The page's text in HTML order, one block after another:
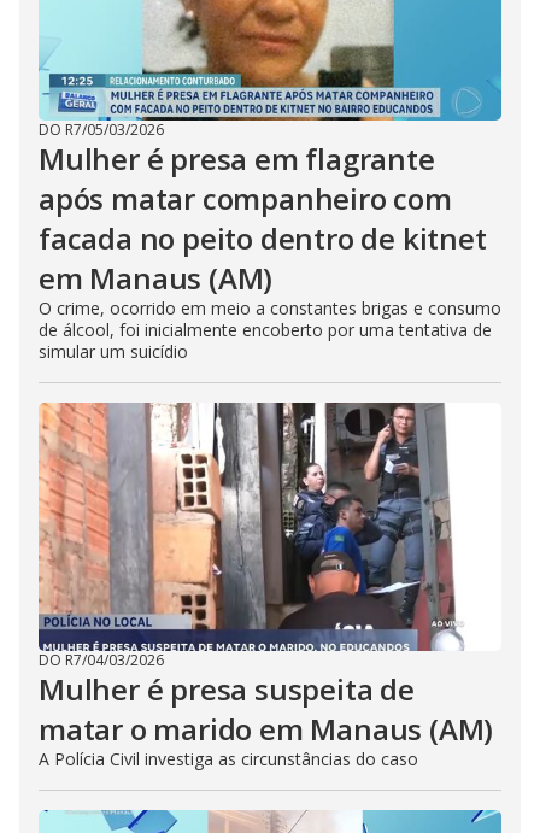
DO R7/05/03/2026
Mulher é presa em flagrante
após matar companheiro com
facada no peito dentro de kitnet
em Manaus (AM)
O crime, ocorrido em meio a constantes brigas e consumo
de álcool, foi inicialmente encoberto por uma tentativa de
simular um suicídio
DO R7/04/03/2026
Mulher é presa suspeita de
matar o marido em Manaus (AM)
A Polícia Civil investiga as circunstâncias do caso